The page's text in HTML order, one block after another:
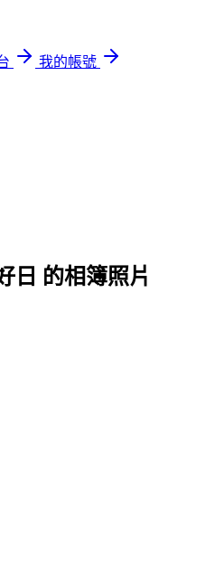
我的帳號
日 的相簿照片